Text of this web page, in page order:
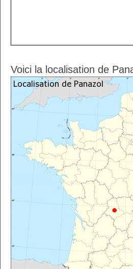
Voici la localisation de